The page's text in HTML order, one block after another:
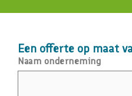
Een offerte op maat
Naam onderneming